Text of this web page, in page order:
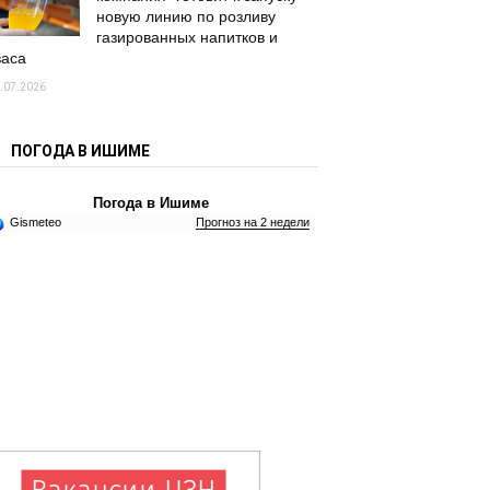
новую линию по розливу
газированных напитков и
ПОГОДА В ИШИМЕ
Погода в Ишиме
Gismeteo Прогноз на 2 недели